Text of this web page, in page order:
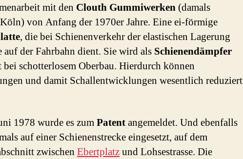
mit den Clouth Gummiwerken (damals
von Anfang der 1970er Jahre. Eine ei-förmige
, die bei Schienenverkehr der elastischen Lagerung
auf der Fahrbahn dient. Sie wird als Schienendämpfer
bei schotterlosem Oberbau. Hierdurch können
und damit Schallentwicklungen wesentlich reduziert
1978 wurde es zumPatentangemeldet. Und ebenfalls
auf einer Schienenstrecke eingesetzt, auf dem
zwischen Ebertplatzund Lohsestrasse. Die